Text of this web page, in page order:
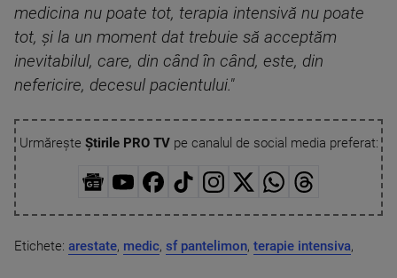
medicina nu poate tot, terapia intensivă nu poate
tot, și la un moment dat trebuie să acceptăm
inevitabilul, care, din când în când, este, din
nefericire, decesul pacientului."
Urmărește Știrile PRO TVpe canalul de social media preferat:
Etichete: arestate, medic, sf pantelimon, terapie intensiva,